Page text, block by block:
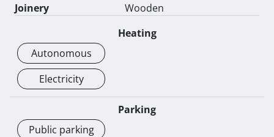
Joinery
Wooden
Heating
Autonomous
Electricity
Parking
Public parking